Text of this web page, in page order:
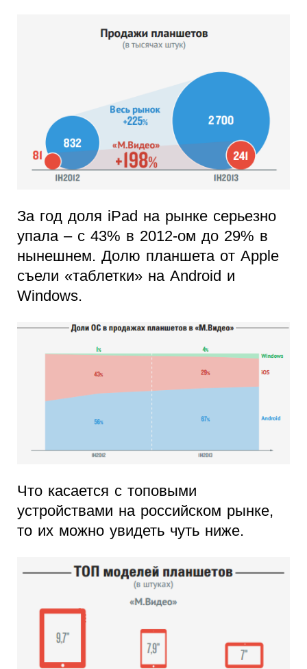
За год доля iPad на рынке серьезно
упала – с 43% в 2012-ом до 29% в
нынешнем. Долю планшета от Apple
съели «таблетки» на Android и
Windows.
Что касается с топовыми
устройствами на российском рынке,
то их можно увидеть чуть ниже.